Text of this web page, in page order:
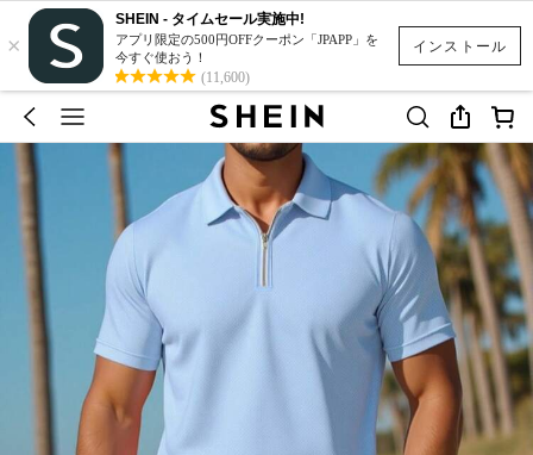
インストール
×
SHEIN - タイムセール実施中!
アプリ限定の500円OFFクーポン「JPAPP」を
今すぐ使おう！
(11,600)